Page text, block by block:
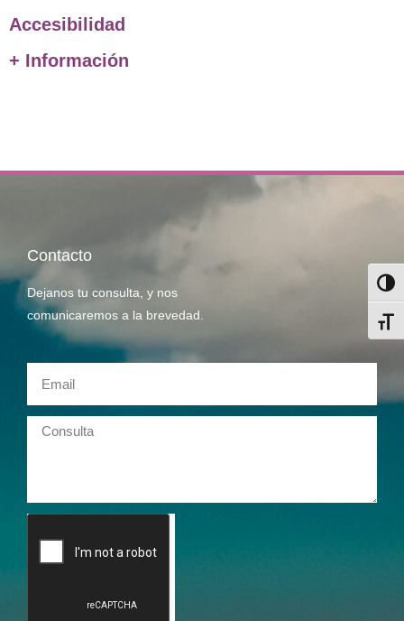
Accesibilidad
+ Información
Contacto
Dejanos tu consulta, y nos
comunicaremos a la brevedad.